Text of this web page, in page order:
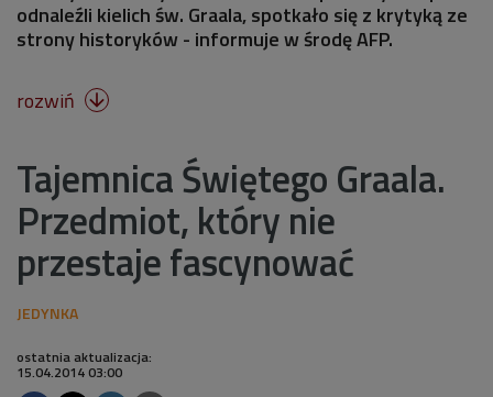
odnaleźli kielich św. Graala, spotkało się z krytyką ze
strony historyków - informuje w środę AFP.
rozwiń 
Tajemnica Świętego Graala.
Przedmiot, który nie
przestaje fascynować
ostatnia aktualizacja:
15.04.2014 03:00